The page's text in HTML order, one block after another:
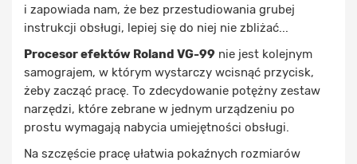
i zapowiada nam, że bez przestudiowania grubej
instrukcji obsługi, lepiej się do niej nie zbliżać...
Procesor efektów Roland VG-99 nie jest kolejnym
samograjem, w którym wystarczy wcisnąć przycisk,
żeby zacząć pracę. To zdecydowanie potężny zestaw
narzędzi, które zebrane w jednym urządzeniu po
prostu wymagają nabycia umiejętności obsługi.
Na szczęście pracę ułatwia pokaźnych rozmiarów